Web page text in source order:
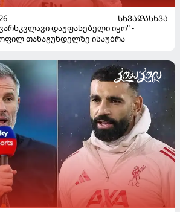
ᲡᲮᲕᲐᲓᲐᲡᲮᲕᲐ
დაუფასებელი იყო" -
თანაგუნდელზე ისაუბრა